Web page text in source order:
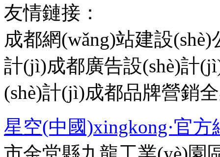
友情鏈接：
成都網(wǎng)站建設
計(jì)成都廣告設(shè)計
(shè)計(jì)成都品牌營銷
星空(中國)xingkong·官方